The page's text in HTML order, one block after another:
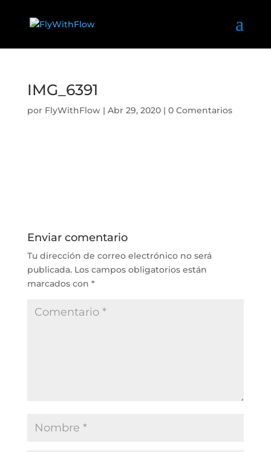
IMG_6391
por FlyWithFlow| Abr 29, 2020| 0 Comentarios
Enviar comentario
Tu dirección de correo electrónico no será
publicada. Los campos obligatorios están
marcados con *